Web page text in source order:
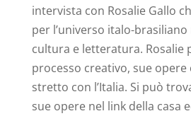
intervista con Rosalie Gallo
per l’universo italo-brasiliano
cultura e letteratura. Rosalie
processo creativo, sue opere
stretto con l’Italia. Si può
sue opere nel link della casa